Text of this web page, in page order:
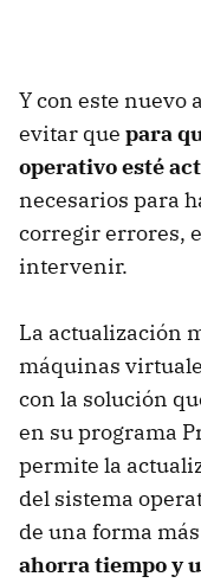
Y con este nuevo
evitar que para
operativo esté
necesarios para
corregir errores,
intervenir.
La actualización
máquinas
con la solución
en su programa
permite la
del sistema
de una forma
ahorra tiempo y